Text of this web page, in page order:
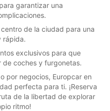
garantizar una
de la ciudad para una
rápida.
exclusivos para que
de coches y furgonetas.
por negocios, Europcar en
perfecta para ti. ¡Reserva
de la libertad de explorar
ritmo!